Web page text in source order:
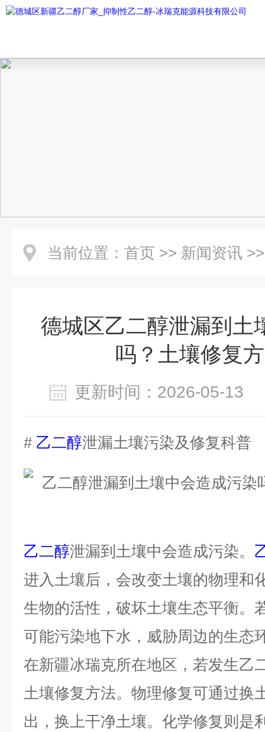
当前位置： 首页 >> 新闻资讯
德城区乙二醇泄漏到土
吗？土壤修复
更新时间：2026-05-
# 乙二醇泄漏土壤污染及修复科普
乙二醇泄漏到土壤中会造成污染。
进入土壤后，会改变土壤的物理和
生物的活性，破坏土壤生态平衡。
可能污染地下水，威胁周边的生态
在新疆冰瑞克所在地区，若发生乙
土壤修复方法。物理修复可通过换
出，换上干净土壤。化学修复则是